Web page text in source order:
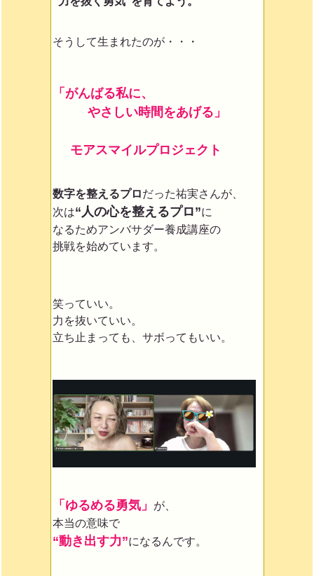
そうして生まれたのが・・・
「がんばる私に、
やさしい時間をあげる」
モアスマイルプロジェクト
数字を整えるプロだった祐実さんが、
次は“人の心を整えるプロ”に
なるためアンバサダー養成講座の
挑戦を始めています。
笑っていい。
力を抜いていい。
立ち止まっても、サボってもいい。
「ゆるめる勇気」
が、
本当の意味で
“動き出す力”になるんです。